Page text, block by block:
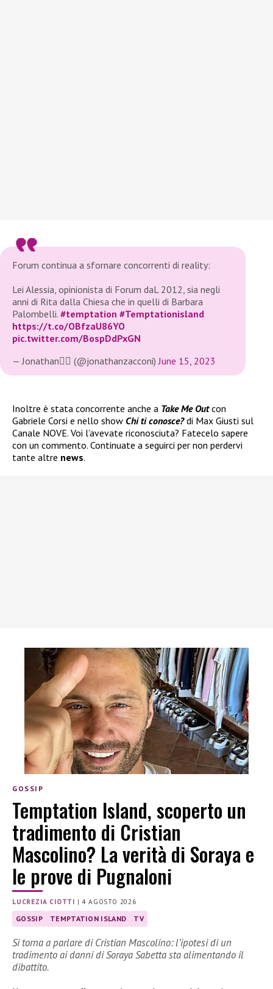
Forum continua a sfornare concorrenti di reality:
Lei Alessia, opinionista di Forum daL 2012, sia negli
anni di Rita dalla Chiesa che in quelli di Barbara
Palombelli. #temptation #Temptationisland
https://t.co/OBfzaU86YO
pic.twitter.com/BospDdPxGN
— Jonathan✌🏻 (@jonathanzacconi)June 15, 2023
Inoltre è stata concorrente anche a Take Me Outcon
Gabriele Corsi e nello show Chi ti conosce?di Max Giusti sul
Canale NOVE. Voi l’avevate riconosciuta? Fatecelo sapere
con un commento. Continuate a seguirci per non perdervi
tante altre news.
GOSSIP
Temptation Island, scoperto un
tradimento di Cristian
Mascolino? La verità di Soraya e
le prove di Pugnaloni
LUCREZIA CIOTTI |4 AGOSTO 2026
GOSSIP TEMPTATION ISLAND TV
Si torna a parlare di Cristian Mascolino: l’ipotesi di un
tradimento ai danni di Soraya Sabetta sta alimentando il
dibattito.